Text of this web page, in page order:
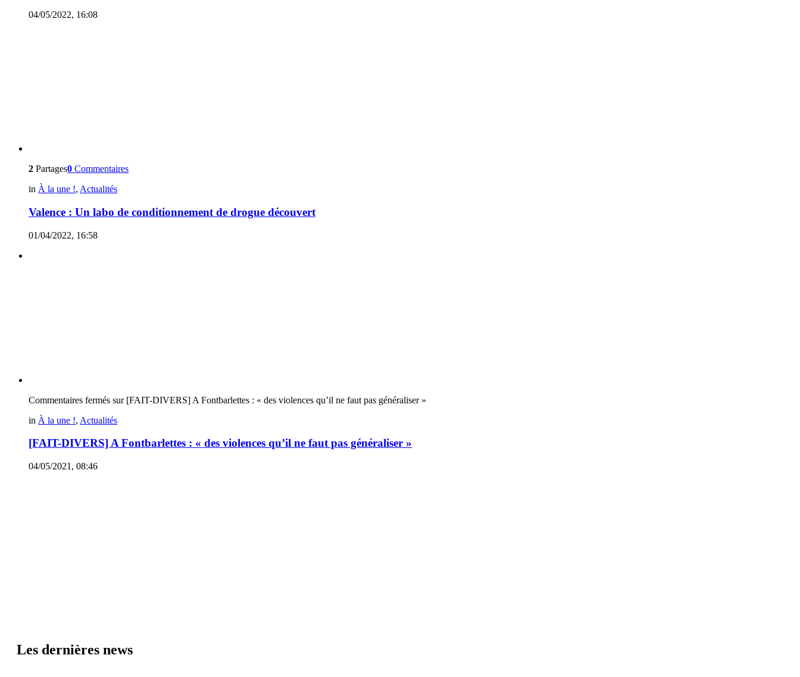
04/05/2022, 16:08
2 Partages0 Commentaires
in À la une !, Actualités
Valence : Un labo de conditionnement de drogue découvert
01/04/2022, 16:58
Commentaires fermés sur [FAIT-DIVERS] A Fontbarlettes : « des violences qu’il ne faut pas généraliser »
in À la une !, Actualités
[FAIT-DIVERS] A Fontbarlettes : « des violences qu’il ne faut pas généraliser »
04/05/2021, 08:46
Les dernières news